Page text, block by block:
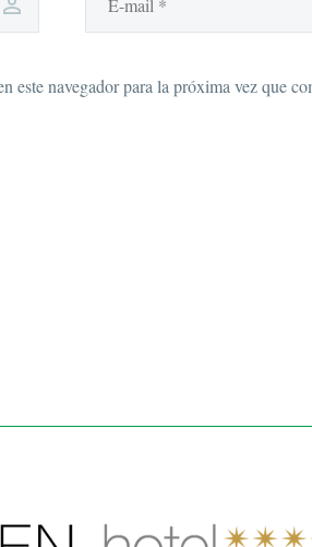
navegador para la próxima vez que